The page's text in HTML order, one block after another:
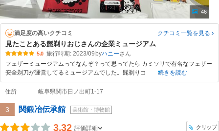
46
満足度の高いクチコミ クチコミ一覧を見る
見たことある髭剃りおじさんの企業ミュージアム
5.0 旅行時期: 2023/09 byハニー
フェザーミュージアムってなんぞ？って思ってたら カミソリで有名なフェザー
安全剃刀が運営してるミュージアムでした。髭剃りコ
続きを読む
住所 岐阜県関市日ノ出町1-17
3 関鍛冶伝承館 美術館・博物館
3.32 評価詳細 クリップ